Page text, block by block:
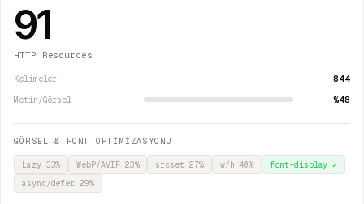
91
HTTP Resources
Kelimeler 844
Metin/Görsel %48
GÖRSEL & FONT OPTİMİZASYONU
Lazy 33% WebP/AVIF 23% srcset 27% w/h40% font-display✓
async/defer29%